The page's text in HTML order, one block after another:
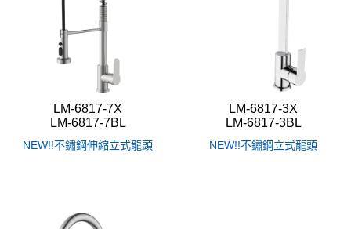
LM-6817-7X
LM-6817-7BL
NEW!!不鏽鋼伸縮立式龍頭
LM-6817-3X
LM-6817-3BL
NEW!!不鏽鋼立式龍頭